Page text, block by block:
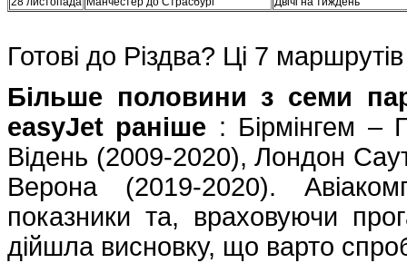
Готові до Різдва? Ці 7
Більше половини з семи
easyJet раніше : Бірмінгем –
Відень (2009-2020), Лондон
Верона (2019-2020).
показники та, враховуючи
дійшла висновку, що варто